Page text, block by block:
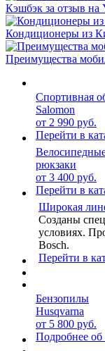
Кэшбэк за отзыв на
Кондиционеры из
Преимущества
Спортивная
Salomon
от 2 990 руб.
Перейти в
рюкзаки
от 3 400 руб.
Перейти в
Широкая
Созданы
условиях.
Bosch.
Перейти в
Бензопилы
Husqvarna
от 5 800 руб.
Подробнее об